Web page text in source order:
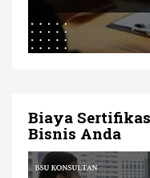
Biaya
Bisnis Anda